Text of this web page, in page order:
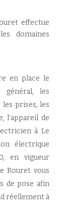
effectue
domaines
en place le
général, les
prises, les
l’appareil de
à Le
électrique
en vigueur
Rouret vous
de pose afin
réellement à